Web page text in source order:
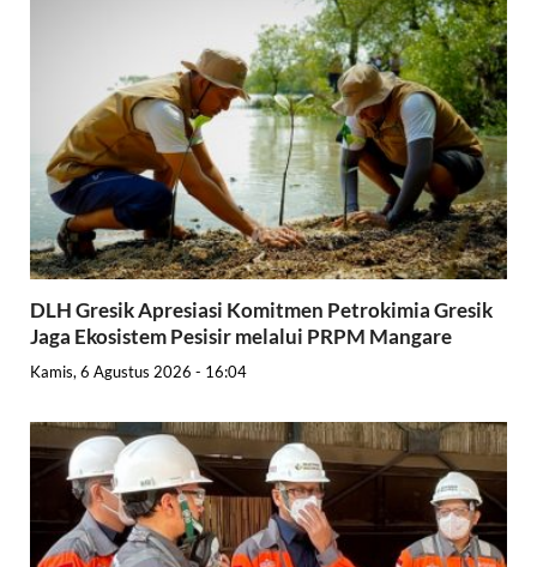
DLH Gresik Apresiasi Komitmen Petrokimia Gresik
Jaga Ekosistem Pesisir melalui PRPM Mangare
Kamis, 6 Agustus 2026 - 16:04